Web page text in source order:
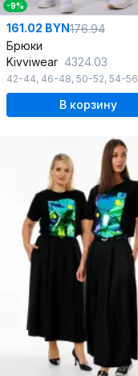
-9%
161.02 BYN176.94
Брюки
Kivviwear 4324.03
42-44, 46-48, 50-52, 54-56
В корзину